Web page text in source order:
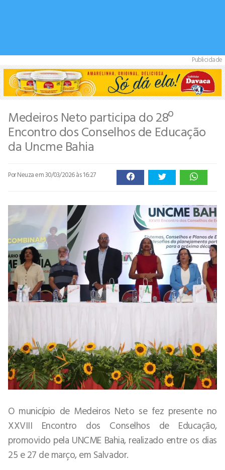
Publicidade
Medeiros Neto participa do 28º
Encontro dos Conselhos de Educação
da Uncme Bahia
Por Neuzaem 30/03/2026 às 16:27
O município de Medeiros Neto se fez presente no
XXVIII Encontro dos Conselhos de Educação,
promovido pela UNCME Bahia, realizado entre os dias
25 e 27 de março, em Salvador.